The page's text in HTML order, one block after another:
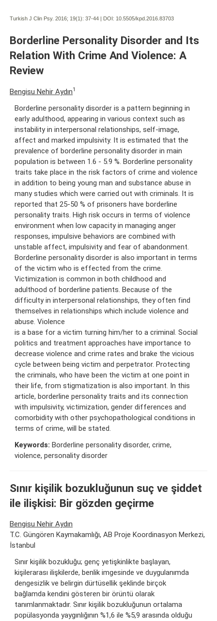
Turkish J Clin Psy. 2016; 19(1): 37-44 | DOI: 10.5505/kpd.2016.83703
Borderline Personality Disorder and Its
Relation With Crime And Violence: A
Review
Bengisu Nehir Aydın1
Borderline personality disorder is a pattern beginning in
early adulthood, appearing in various context such as
instability in interpersonal relationships, self-image,
affect and marked impulsivity. It is estimated that the
prevalence of borderline personality disorder in main
population is between 1.6 - 5.9 %. Borderline personality
traits take place in the risk factors of crime and violence
in addition to being young man and substance abuse in
many studies which were carried out with criminals. It is
reported that 25-50 % of prisoners have borderline
personality traits. High risk occurs in terms of violence
environment when low capacity in managing anger
responses, impulsive behaviors are combined with
unstable affect, impulsivity and fear of abandonment.
Borderline personality disorder is also important in terms
of the victim who is effected from the crime.
Victimization is common in both childhood and
adulthood of borderline patients. Because of the
difficulty in interpersonal relationships, they often find
themselves in relationships which include violence and
abuse. Violence
is a base for a victim turning him/her to a criminal. Social
politics and treatment approaches have importance to
decrease violence and crime rates and brake the vicious
cycle between being victim and perpetrator. Protecting
the criminals, who have been the victim at one point in
their life, from stigmatization is also important. In this
article, borderline personality traits and its connection
with impulsivity, victimization, gender differences and
comorbidity with other psychopathological conditions in
terms of crime, will be stated.
Keywords: Borderline personality disorder, crime,
violence, personality disorder
Sınır kişilik bozukluğunun suç ve şiddet
ile ilişkisi: Bir gözden geçirme
Bengisu Nehir Aydın
T.C. Güngören Kaymakamlığı, AB Proje Koordinasyon Merkezi,
İstanbul
Sınır kişilik bozukluğu; genç yetişkinlikte başlayan,
kişilerarası ilişkilerde, benlik imgesinde ve duygulanımda
dengesizlik ve belirgin dürtüsellik şeklinde birçok
bağlamda kendini gösteren bir örüntü olarak
tanımlanmaktadır. Sınır kişilik bozukluğunun ortalama
popülasyonda yaygınlığının %1,6 ile %5,9 arasında olduğu